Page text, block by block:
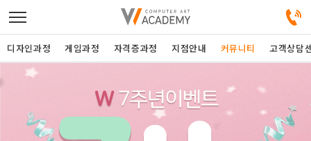
디자인단과과정
디자인과정 게임과정 자격증과정 지점안내 커뮤니티 고객상담